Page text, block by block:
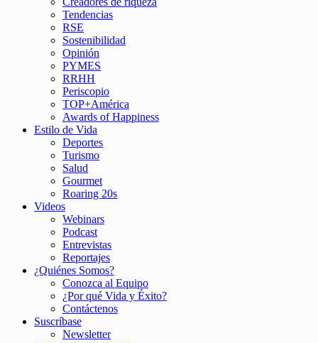
Tendencias
RSE
Sostenibilidad
Opinión
PYMES
RRHH
Periscopio
TOP+América
Awards of Happiness
Estilo de Vida
Deportes
Turismo
Salud
Gourmet
Roaring 20s
Videos
Webinars
Podcast
Entrevistas
Reportajes
¿Quiénes Somos?
Conozca al Equipo
¿Por qué Vida y Éxito?
Contáctenos
Suscríbase
Newsletter